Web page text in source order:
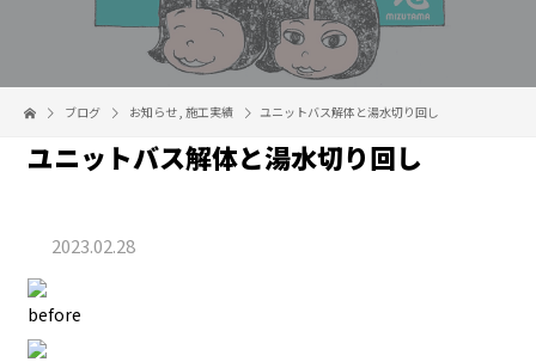
ブログ お知らせ, 施工実績 ユニットバス解体と湯水切り回し
ユニットバス解体と湯水切り回し
2023.02.28
before